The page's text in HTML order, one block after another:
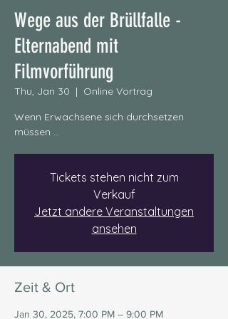
Wege aus der Brüllfalle -
Elternabend mit
Filmvorführung
Thu, Jan 30
  |
Online Vortrag
Wenn Erwachsene sich durchsetzen
müssen ...
Tickets stehen nicht zum
Verkauf
Jetzt andere Veranstaltungen
ansehen
Zeit & Ort
Jan 30, 2025, 7:00 PM – 9:00 PM